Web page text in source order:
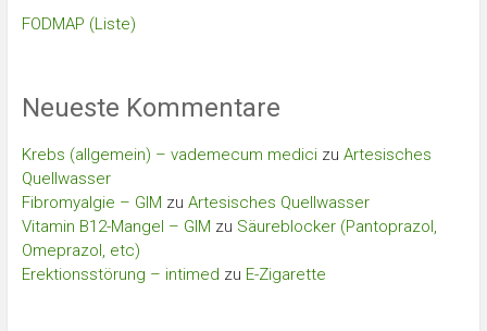
FODMAP (Liste)
Neueste Kommentare
Krebs (allgemein) – vademecum medicizu Artesisches
Quellwasser
Fibromyalgie – GIM zu Artesisches Quellwasser
Vitamin B12-Mangel – GIM zu Säureblocker (Pantoprazol,
Omeprazol, etc)
Erektionsstörung – intimed zu E-Zigarette